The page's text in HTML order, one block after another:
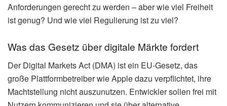
Anforderungen gerecht zu werden – aber wie viel Freiheit
ist genug? Und wie viel Regulierung ist zu viel?
Was das Gesetz über digitale Märkte fordert
Der Digital Markets Act (DMA) ist ein EU-Gesetz, das
große Plattformbetreiber wie Apple dazu verpflichtet, ihre
Machtstellung nicht auszunutzen. Entwickler sollen frei mit